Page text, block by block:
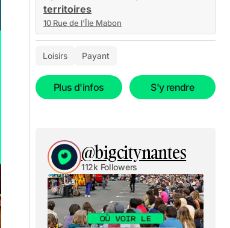
territoires
10 Rue de l'Île Mabon
Loisirs Payant
Plus d'infos S'y rendre
@bigcitynantes
112k Followers